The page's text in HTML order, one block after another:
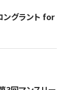
ングラント for